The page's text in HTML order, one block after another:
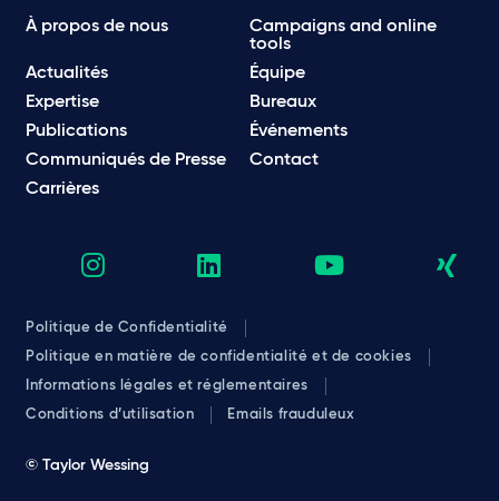
À propos de nous
Campaigns and online
tools
Actualités
Équipe
Expertise
Bureaux
Publications
Événements
Communiqués de Presse
Contact
Carrières
Politique de Confidentialité
Politique en matière de confidentialité et de cookies
Informations légales et réglementaires
Conditions d’utilisation
Emails frauduleux
© Taylor Wessing